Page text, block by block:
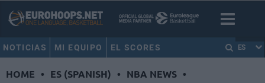
NOTICIAS MI EQUIPO EL SCORES ES
HOME • ES (SPANISH) • NBA NEWS •